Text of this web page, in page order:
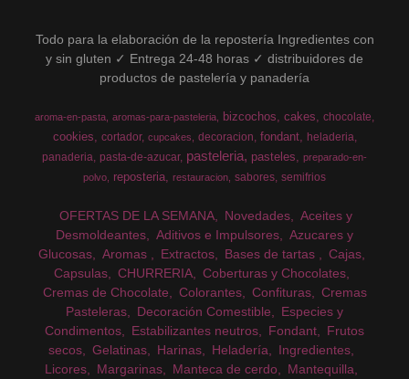
Todo para la elaboración de la repostería Ingredientes con
y sin gluten ✓ Entrega 24-48 horas ✓ distribuidores de
productos de pastelería y panadería
aroma-en-pasta aromas-para-pasteleria bizcochos cakes chocolate
cookies cortador cupcakes decoracion fondant
heladeria
panaderia pasta-de-azucar pasteleria pasteles
preparado-en-
polvo
reposteria restauracion sabores semifrios
OFERTAS DE LA SEMANA Novedades
Aceites y
Desmoldeantes
Aditivos e Impulsores
Azucares y
Glucosas
Aromas Extractos Bases de tartas
Cajas
Capsulas
CHURRERIA
Coberturas y Chocolates
Cremas de Chocolate
Colorantes Confituras
Cremas
Pasteleras
Decoración Comestible
Especies y
Condimentos
Estabilizantes neutros Fondant
Frutos
secos
Gelatinas Harinas Heladería
Ingredientes
Licores
Margarinas Manteca de cerdo
Mantequilla